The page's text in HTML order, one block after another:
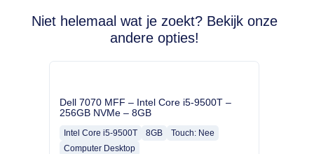
Niet helemaal wat je zoekt? Bekijk onze
andere opties!
Dell 7070 MFF – Intel Core i5-9500T –
256GB NVMe – 8GB
Intel Core i5-9500T 8GB
Touch: Nee
Computer Desktop